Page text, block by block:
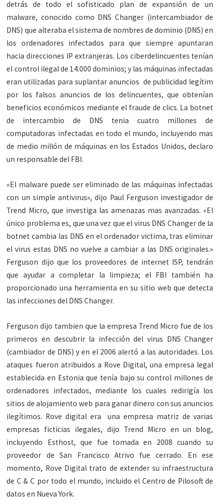
detrás de todo el sofisticado plan de expansión de un
malware, conocido como DNS Changer (intercambiador de
DNS) que alteraba el sistema de nombres de dominio (DNS) en
los ordenadores infectados para que siempre apuntaran
hacia direcciones IP extranjeras. Los ciberdelincuentes tenían
el control ilegal de 14.000 dominios; y las máquinas infectadas
eran utilizadas para suplantar anuncios de publicidad legítim
por los falsos anuncios de los delincuentes, que obtenían
beneficios económicos mediante el fraude de clics. La botnet
de intercambio de DNS tenia cuatro millones de
computadoras infectadas en todo el mundo, incluyendo mas
de medio millón de máquinas en los Estados Unidos, declaro
un responsable del FBI.
«El malware puede ser eliminado de las máquinas infectadas
con un simple antivirus», dijo Paul Ferguson investigador de
Trend Micro, que investiga las amenazas mas avanzadas. «El
único problema es, que una vez que el virus DNS Changer de la
botnet cambia las DNS en el ordenador victima, tras eliminar
el virus estas DNS no vuelve a cambiar a las DNS originales.»
Ferguson dijo que los proveedores de internet ISP, tendrán
que ayudar a completar la limpieza; el FBI también ha
proporcionado una herramienta en su sitio web que detecta
las infecciones del DNS Changer.
Ferguson dijo tambien que la empresa Trend Micro fue de los
primeros en descubrir la infección del virus DNS Changer
(cambiador de DNS) y en el 2006 alertó a las autoridades. Los
ataques fueron atribuidos a Rove Digital, una empresa legal
establecida en Estonia que tenía bajo su control millones de
ordenadores infectados, mediante los cuales redirigía los
sitios de alojamiento web para ganar dinero con sus anuncios
ilegítimos. Rove digital era una empresa matriz de varias
empresas ficticias ilegales, dijo Trend Micro en un blog,
incluyendo Esthost, que fue tomada en 2008 cuando su
proveedor de San Francisco Atrivo fue cerrado. En ese
momento, Rove Digital trato de extender su infraestructura
de C & C por todo el mundo, incluido el Centro de Pilosoft de
datos en Nueva York.